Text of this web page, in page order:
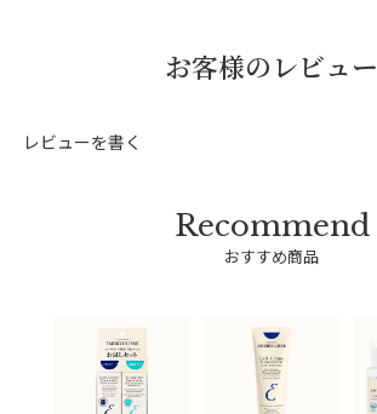
お客様のレビュー
レビューを書く
おすすめ商品